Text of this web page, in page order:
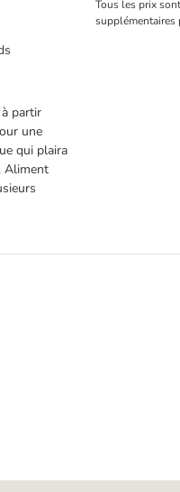
partir
une
qui plaira
Aliment
Tous les prix
supplémentaires